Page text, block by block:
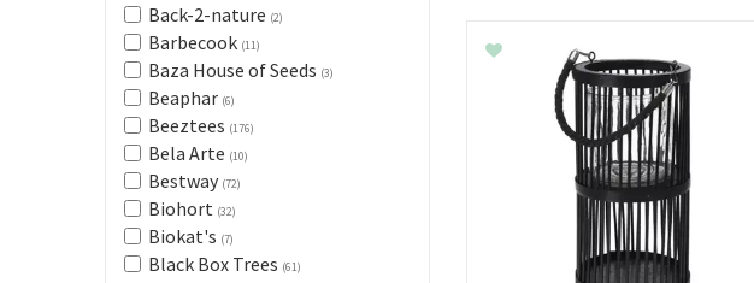
Back-2-nature (2)
Barbecook (11)
Baza House of Seeds (3)
Beaphar (6)
Beeztees (176)
Bela Arte (10)
Bestway (72)
Biohort (32)
Biokat's (7)
Black Box Trees (61)